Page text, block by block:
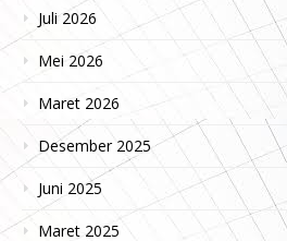
Juli 2026
Mei 2026
Maret 2026
Desember 2025
Juni 2025
Maret 2025